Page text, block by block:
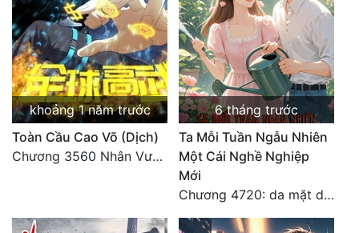
Cơ Trí
Sát Phạt Quyết Đoán
Vô Sỉ
Điềm Đạm
khoảng 1 năm trước
Toàn Cầu Cao Võ (Dịch)
Chương 3560 Nhân Vương trở về - END
6 tháng trước
Ta Mỗi Tuần Ngẫu Nhiên
Một Cái Nghề Nghiệp
Mới
Chương 4720: da mặt dày